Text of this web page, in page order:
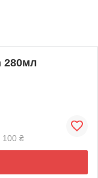
280мл
100 ₴